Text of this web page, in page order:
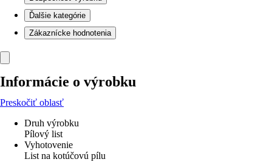
Ďalšie kategórie
Zákaznícke hodnotenia
Informácie o výrobku
Preskočiť oblasť
Druh výrobku
Pílový list
Vyhotovenie
List na kotúčovú pílu